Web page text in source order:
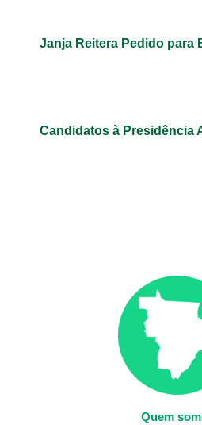
Janja Reitera Pedido para
Candidatos à Presidência
Quem